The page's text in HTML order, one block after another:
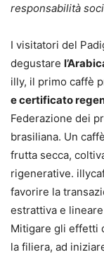
responsabilità
I visitatori del
degustare
illy, il primo caffè
e certificato
Federazione dei
brasiliana. Un
frutta secca,
rigenerative.
favorire la
estrattiva e
Mitigare gli effetti
la filiera, ad